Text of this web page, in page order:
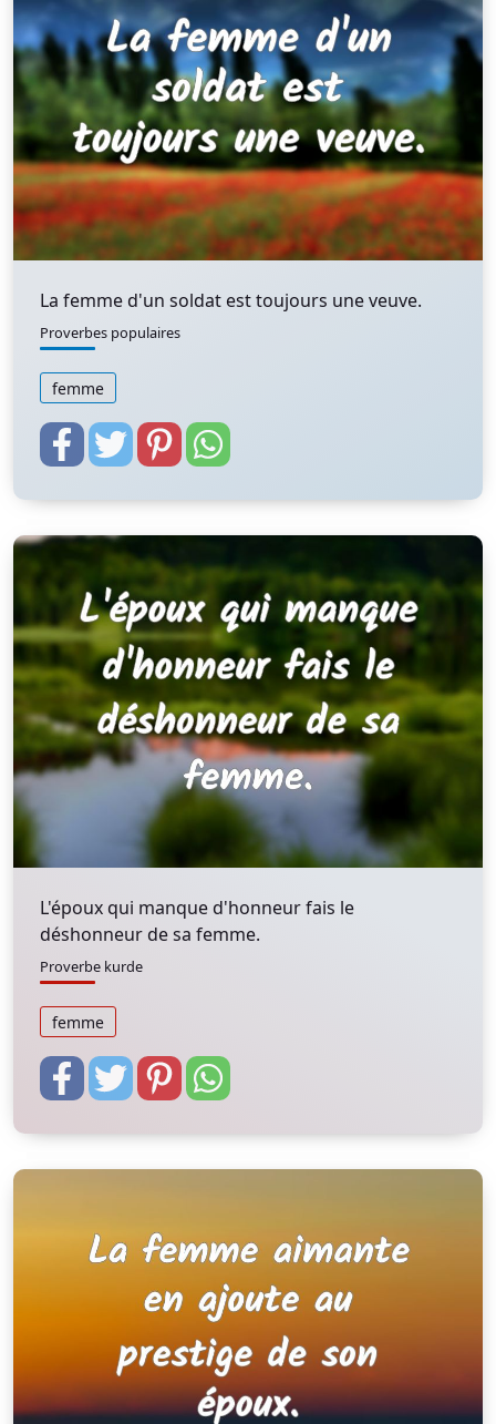
La femme d'un soldat est toujours une veuve.
Proverbes populaires
femme
L'époux qui manque d'honneur fais le
déshonneur de sa femme.
Proverbe kurde
femme